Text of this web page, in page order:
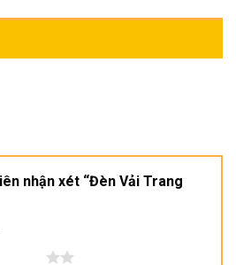
nhận xét “Đèn Vải Trang